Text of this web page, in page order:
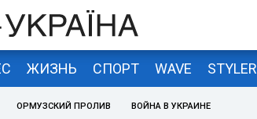
ЖИЗНЬ СПОРТ WAVE STYLER
ОРМУЗСКИЙ ПРОЛИВ ВОЙНА В УКРАИНЕ